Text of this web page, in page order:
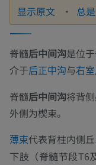
显示原文 总
脊髓后中间沟是位
介于后正中沟与右
脊髓后中间沟将背
外侧为楔束。
薄束代表背柱内侧
下肢（脊髓节段T6